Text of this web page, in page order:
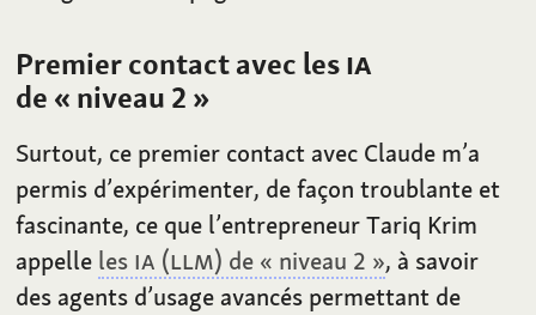
Premier contact avec lesIA
de « niveau 2 »
Surtout, ce premier contact avec Claude m’a
permis d’expérimenter, de façon troublante et
fascinante, ce que l’entrepreneur Tariq Krim
appelle les IA (LLM) de « niveau 2 », à savoir
des agents d’usage avancés permettant de